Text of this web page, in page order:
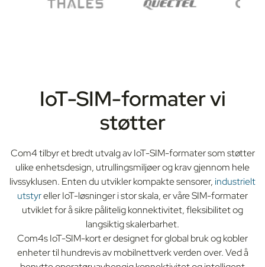
IoT-SIM-formater vi
støtter
Com4 tilbyr et bredt utvalg av IoT-SIM-formater som støtter
ulike enhetsdesign, utrullingsmiljøer og krav gjennom hele
livssyklusen. Enten du utvikler kompakte sensorer, industrielt
utstyreller IoT-løsninger i stor skala, er våre SIM-formater
utviklet for å sikre pålitelig konnektivitet, fleksibilitet og
langsiktig skalerbarhet.
Com4s IoT-SIM-kort er designet for global bruk og kobler
enheter til hundrevis av mobilnettverk verden over. Ved å